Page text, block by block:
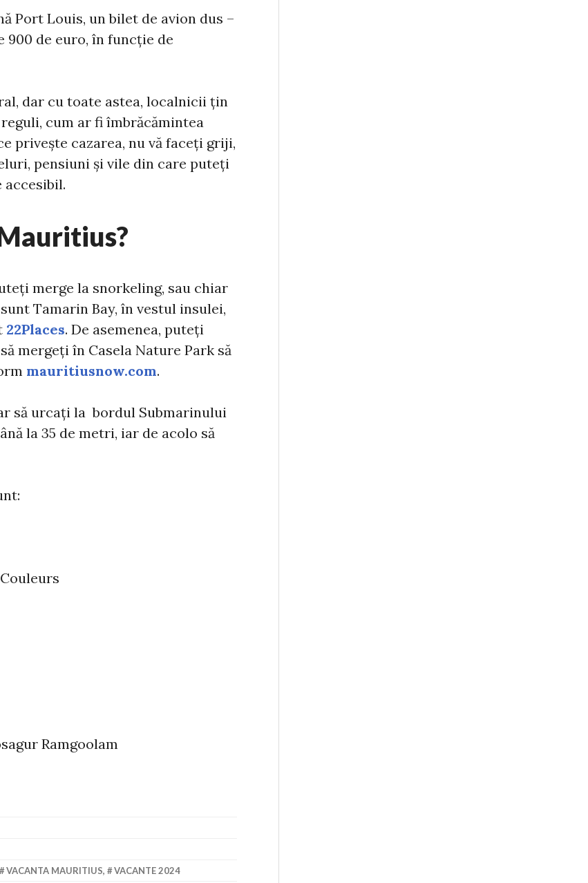
Port Louis, un bilet de avion dus –
900 de euro, în funcție de
dar cu toate astea, localnicii țin
cum ar fi îmbrăcămintea
privește cazarea, nu vă faceți griji,
pensiuni și vile din care puteți
accesibil.
merge la snorkeling, sau chiar
Tamarin Bay, în vestul insulei,
22Places. De asemenea, puteți
mergeți în Casela Nature Park să
mauritiusnow.com.
să urcați la bordul Submarinului
la 35 de metri, iar de acolo să
Ramgoolam
VACANTA MAURITIUS, VACANTE 2024